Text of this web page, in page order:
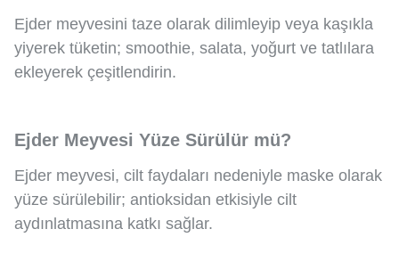
Ejder meyvesini taze olarak dilimleyip veya kaşıkla
yiyerek tüketin; smoothie, salata, yoğurt ve tatlılara
ekleyerek çeşitlendirin.
Ejder Meyvesi Yüze Sürülür mü?
Ejder meyvesi, cilt faydaları nedeniyle maske olarak
yüze sürülebilir; antioksidan etkisiyle cilt
aydınlatmasına katkı sağlar.